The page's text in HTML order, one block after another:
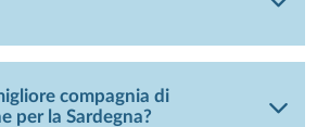
compagnia di
per la Sardegna?